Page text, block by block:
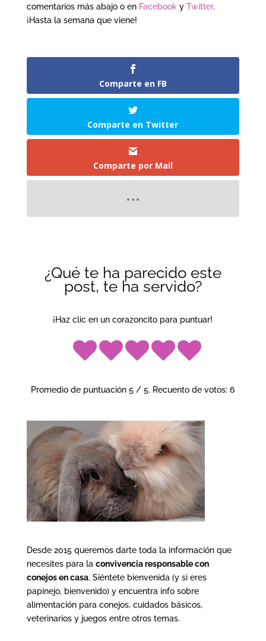
comentarios más abajo o en Facebook y Twitter.
¡Hasta la semana que viene!
Comparte en FB
Comparte en Twitter
Comparte por Mail
¿Qué te ha parecido este
post, te ha servido?
¡Haz clic en un corazoncito para puntuar!
Promedio de puntuación5 / 5. Recuento de votos:6
Desde 2015 queremos darte toda la información que
necesites para la convivencia responsable con
conejos en casa. Siéntete bienvenida (y si eres
papinejo, bienvenido) y encuentra info sobre
alimentación para conejos, cuidados básicos,
veterinarios y juegos entre otros temas.